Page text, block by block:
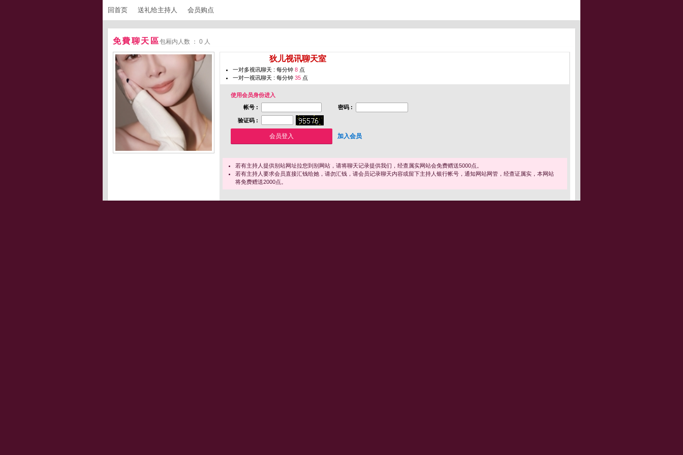
回首页 送礼给主持人 会员购点
免費聊天區包厢内人数 ： 0 人
狄儿视讯聊天室
一对多视讯聊天 : 每分钟 8 点
一对一视讯聊天 : 每分钟 35 点
使用会员身份进入
帐号 :
密码 :
验证码 :
加入会员
若有主持人提供别站网址拉您到别网站，请将聊天记录提供我们，经查属实网站会免费赠送5000点。
若有主持人要求会员直接汇钱给她，请勿汇钱，请会员记录聊天内容或留下主持人银行帐号，通知网站网管，经查证属实，本网站
将免费赠送2000点。